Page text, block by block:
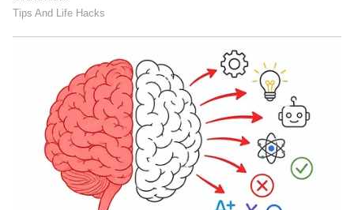
Shetty speech | Suvarna News
ಶೇ.50 ರಿಂದ ಶೇ.18 ಕ್ಕೆ TAX ಇಳಿಕೆ: ಮೋದಿ-
ಟ್ರಂಪ್ ಐತಿಹಾಸಿಕ ಒಪ್ಪಂದ | India US
Trade Deal | Party Rounds